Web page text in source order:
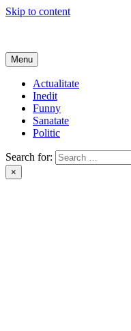
Skip to content
Menu
Actualitate
Inedit
Funny
Sanatate
Politic
Search for:
×